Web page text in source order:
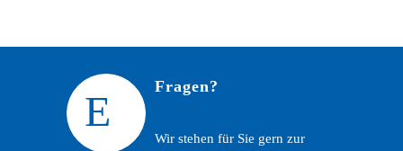
Fragen?
Wir stehen für Sie gern zur